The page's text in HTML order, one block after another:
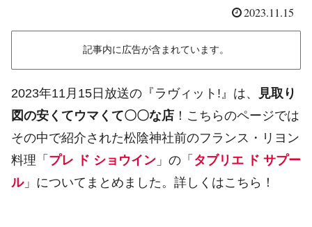
2023.11.15
記事内に広告が含まれています。
2023年11月15日放送の『ラヴィット!』は、
見取り
図の安くてウマくて〇〇な店 ！こちらのページでは
その中で紹介された松陰神社前のフランス・リヨン
料理「 プレ ド ショウイン 」の「 タブリエ ド サプー
ル」についてまとめました。詳しくはこちら！